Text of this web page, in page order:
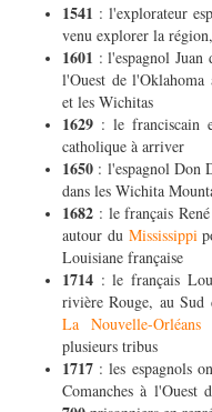
1541 : l'explorateur
venu explorer la
1601 : l'espagnol Juan
l'Ouest de l'Oklahoma
et les Wichitas
1629 : le franciscain
catholique à arriver
1650 : l'espagnol Don
dans les Wichita
1682 : le français
autour du Mississippi
Louisiane française
1714 : le français
rivière Rouge, au Sud
La Nouvelle-Orléans
plusieurs tribus
1717 : les espagnols
Comanches à l'Ouest